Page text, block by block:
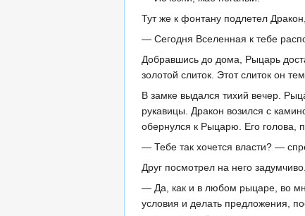
Тут же к фонтану подлетел
— Сегодня Вселенная к тебе
Добравшись до дома, Рыцарь
золотой слиток. Этот слиток он
В замке выдался тихий вечер.
рукавицы. Дракон возился с
обернулся к Рыцарю. Его голова,
— Тебе так хочется власти? —
Друг посмотрел на него задумчиво.
— Да, как и в любом рыцаре, во
условия и делать предложения,